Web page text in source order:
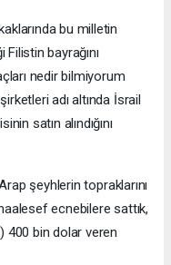
bu milletin
bayrağını
nedir bilmiyorum
adı altında İsrail
satın alındığını
şeyhlerin topraklarını
ecnebilere sattık,
400 bin dolar veren